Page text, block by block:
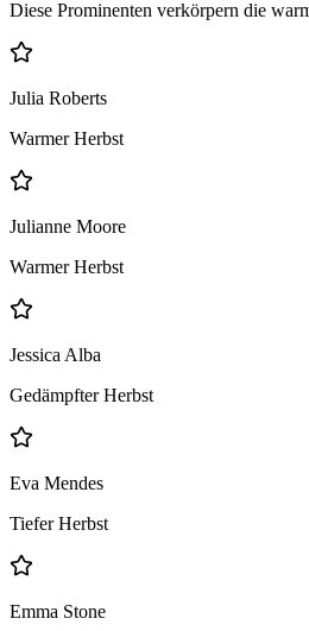
Diese Prominenten verkörpern die
Julia Roberts
Warmer Herbst
Julianne Moore
Warmer Herbst
Jessica Alba
Gedämpfter Herbst
Eva Mendes
Tiefer Herbst
Emma Stone